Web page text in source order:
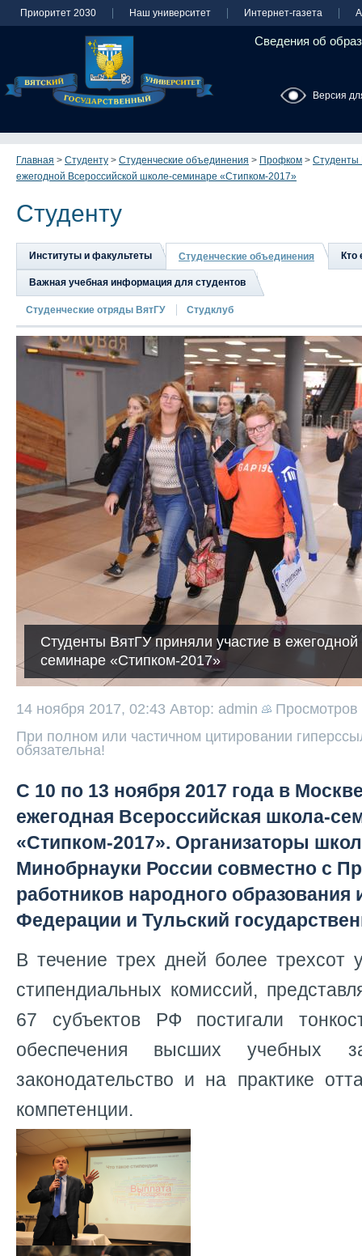
Приоритет 2030 Наш университет Интернет-газета
Сведения об
Версия
Главная > Студенту > Студенческие объединения > Профком > Студенты
ежегодной Всероссийской школе-семинаре «Стипком-2017»
Студенту
Институты и факультеты Студенческие объединения Кто
Важная учебная информация для студентов
Студенческие отряды ВятГУ Студклуб
Студенты ВятГУ приняли участие в
семинаре «Стипком-2017»
14 ноября 2017, 02:43 Автор: admin
Просмотров
При полном или частичном цитировании
обязательна!
С 10 по 13 ноября 2017 года в
ежегодная Всероссийская школа-
«Стипком-2017». Организаторы
Минобрнауки России совместно с
работников народного образования
Федерации и Тульский
В течение трех дней более трехсот
стипендиальных комиссий,
67 субъектов РФ постигали
обеспечения высших учебных
законодательство и на практике
компетенции.